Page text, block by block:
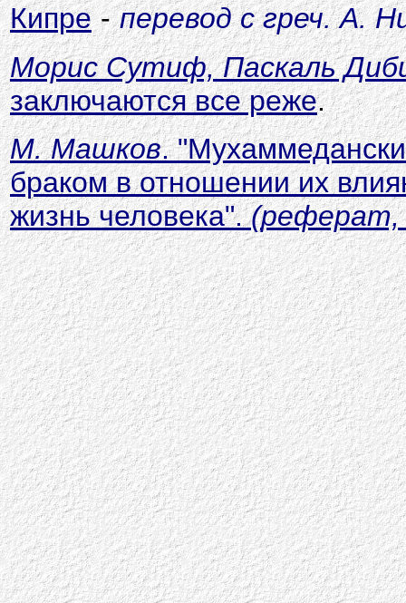
Кипре - перевод с греч. А.
Морис Сутиф, Паскаль
заключаются все реже.
М. Машков.
браком в отношении их
жизнь человека".(реферат,